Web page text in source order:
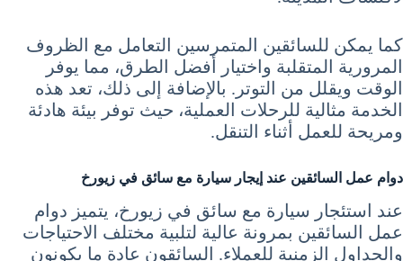
كما يمكن للسائقين المتمرسين التعامل مع الظروف
المرورية المتقلبة واختيار أفضل الطرق، مما يوفر
الوقت ويقلل من التوتر. بالإضافة إلى ذلك، تعد هذه
الخدمة مثالية للرحلات العملية، حيث توفر بيئة هادئة
ومريحة للعمل أثناء التنقل.
دوام عمل السائقين عند إيجار سيارة مع سائق في زيورخ
عند استئجار سيارة مع سائق في زيورخ، يتميز دوام
عمل السائقين بمرونة عالية لتلبية مختلف الاحتياجات
والجداول الزمنية للعملاء. السائقون عادة ما يكونون